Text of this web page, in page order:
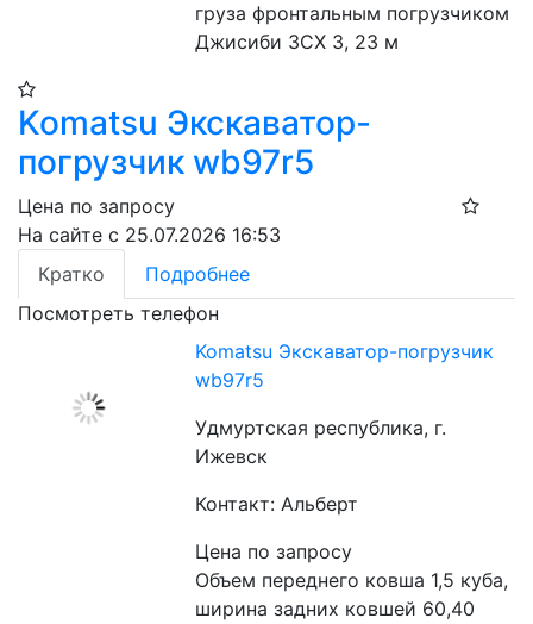
груза фронтальным погрузчиком
Джисиби 3СХ 3, 23 м
Komatsu Экскаватор-
погрузчик wb97r5
Цена по запросу
На сайте с 25.07.2026 16:53
Кратко
Подробнее
Посмотреть телефон
Komatsu Экскаватор-погрузчик
wb97r5
Удмуртская республика, г.
Ижевск
Контакт: Альберт
Цена по запросу
Объем переднего ковша 1,5 куба,
ширина задних ковшей 60,40